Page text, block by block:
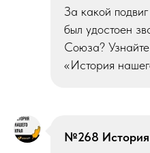
За какой
был удостоен
Союза?
«История
№268 История